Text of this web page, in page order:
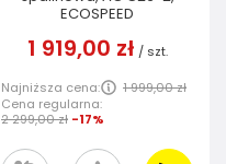
ECOSPEED
1 919,00 zł / szt.
Najniższa cena:
1 999,00 zł
Cena regularna:
2 299,00 zł -17%